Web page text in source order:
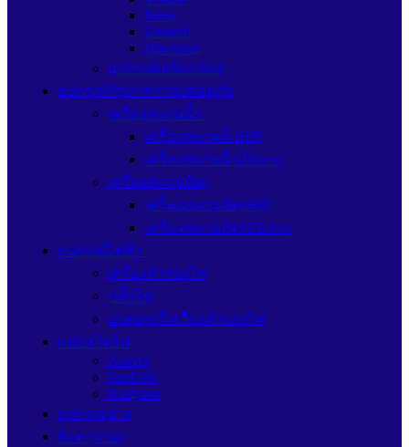
Imou
Uniarch
Hikvision
อุปกรณ์เสริมกล้อง
อุปกรณ์รักษาความปลอดภัย
เครื่องสแกนนิ้ว
เครื่องสแกนนิ้วHIP
เครื่องสแกนนิ้วZKteco
เครื่องสแกนบัตร
เครื่องสแกนบัตรHIP
เครื่องสแกนบัตรZKteco
อุปกรณ์ไฟฟ้า
เครื่องสำรองไฟ
ปลั๊กไฟ
แบตเตอรี่เครื่องสำรองไฟ
แฟรชไดร์ฟ
Apacer
SanDisk
Kingston
อุปกรณ์ช่าง
Ram (แรม)